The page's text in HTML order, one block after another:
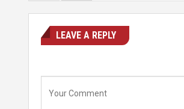
LEAVE A REPLY